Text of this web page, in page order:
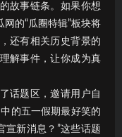
故事链条。如果你想
的“瓜圈特辑”板块将
还有相关历史背景的
解事件，让你成为真
话题区，邀请用户自
的五一假期最好笑的
宣新消息？”这些话题